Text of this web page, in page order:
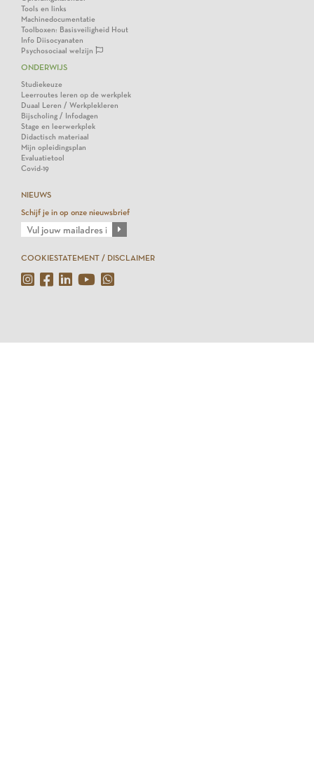
Tools en links
Machinedocumentatie
Toolboxen: Basisveiligheid Hout
Info Diisocyanaten
Psychosociaal welzijn
ONDERWIJS
Studiekeuze
Leerroutes leren op de werkplek
Duaal Leren / Werkplekleren
Bijscholing / Infodagen
Stage en leerwerkplek
Didactisch materiaal
Mijn opleidingsplan
Evaluatietool
Covid-19
NIEUWS
Schijf je in op onze nieuwsbrief
COOKIESTATEMENT / DISCLAIMER